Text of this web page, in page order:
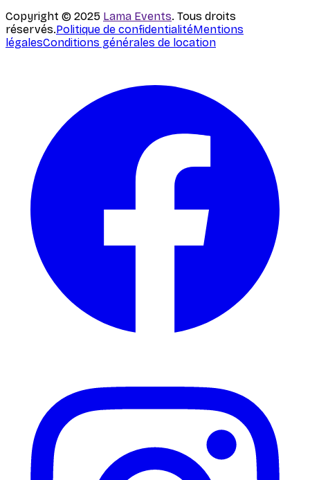
Copyright © 2025 Lama Events. Tous droits
réservés.Politique de confidentialitéMentions
légalesConditions générales de location